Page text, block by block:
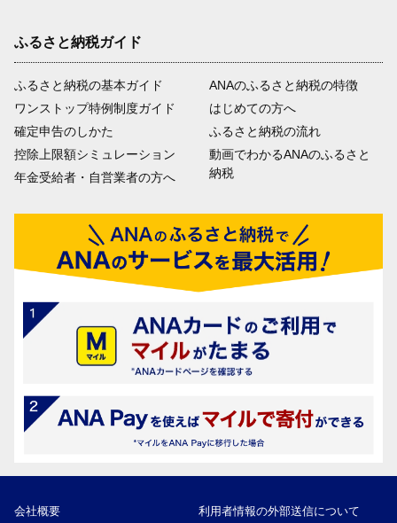
ふるさと納税ガイド
ふるさと納税の基本ガイド
ワンストップ特例制度ガイド
確定申告のしかた
控除上限額シミュレーション
年金受給者・自営業者の方へ
ANAのふるさと納税の特徴
はじめての方へ
ふるさと納税の流れ
動画でわかるANAのふるさと
納税
会社概要 利用者情報の外部送信について